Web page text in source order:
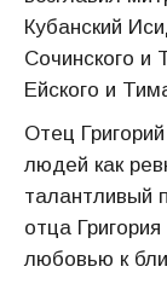
Кубанский
Сочинского и
Ейского и
Отец
людей как
талантливый
отца
любовью к